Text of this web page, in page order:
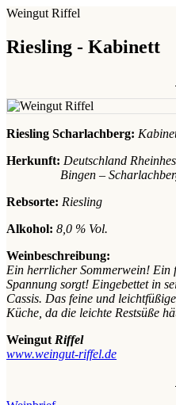
Weingut Riffel
Riesling - Kabinett
Riesling Scharlachberg:
Herkunft: Deutschland
Bingen –
Rebsorte: Riesling
Alkohol: 8,0 % Vol.
Weinbeschreibung:
Ein herrlicher Sommerwein! Ein
Spannung sorgt! Eingebettet in
Cassis. Das feine und
Küche, da die leichte Restsüße
Weingut Riffel
www.weingut-riffel.de